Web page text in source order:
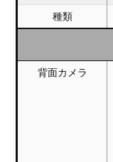
種類
背面カメラ